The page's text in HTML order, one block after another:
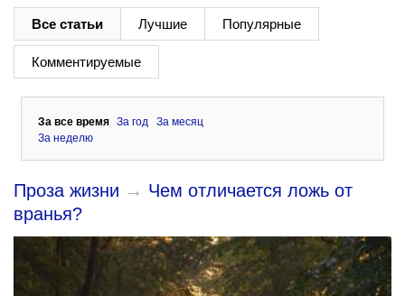
Все статьи Лучшие Популярные
Комментируемые
За все время За год
За месяц
За неделю
Проза жизни → Чем отличается ложь от
вранья?